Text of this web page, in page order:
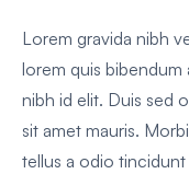
Lorem gravida nibh
lorem quis bibendum
nibh id elit. Duis sed
sit amet mauris.
tellus a odio